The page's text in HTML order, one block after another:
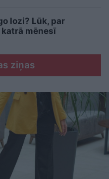
lozi? Lūk, par
mēnesī
ziņas